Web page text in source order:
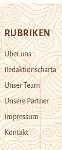
RUBRIKEN
Über uns
Redaktionscharta
Unser Team
Unsere Partner
Impressum
Kontakt